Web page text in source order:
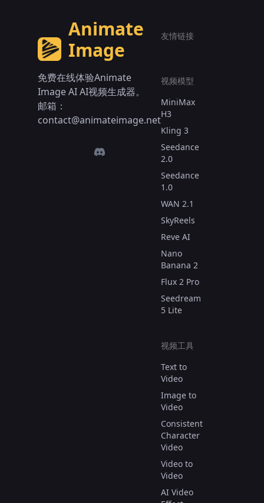
Animate
Image
免费在线体验Animate
Image AI AI视频生成器。
邮箱：
contact@animateimage.net
友情链接
视频模型
MiniMax
H3
Kling 3
Seedance
2.0
Seedance
1.0
WAN 2.1
SkyReels
Reve AI
Nano
Banana 2
Flux 2 Pro
Seedream
5 Lite
视频工具
Text to
Video
Image to
Video
Consistent
Character
Video
Video to
Video
AI Video